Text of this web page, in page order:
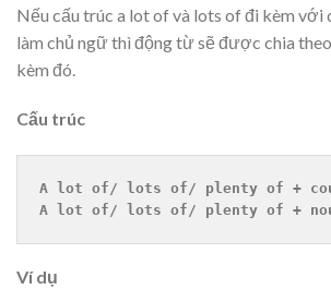
Nếu cấu trúc a lot of và lots of đi kèm
làm chủ ngữ thì động từ sẽ được chia
kèm đó.
Cấu trúc
A lot of/ lots of/ plenty of +
A lot of/ lots of/ plenty of +
Ví dụ